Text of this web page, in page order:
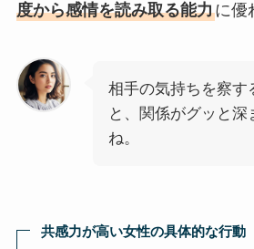
度から感情を読み取る能力に優
相手の気持ちを察す
と、関係がグッと深
ね。
共感力が高い女性の具体的な行動